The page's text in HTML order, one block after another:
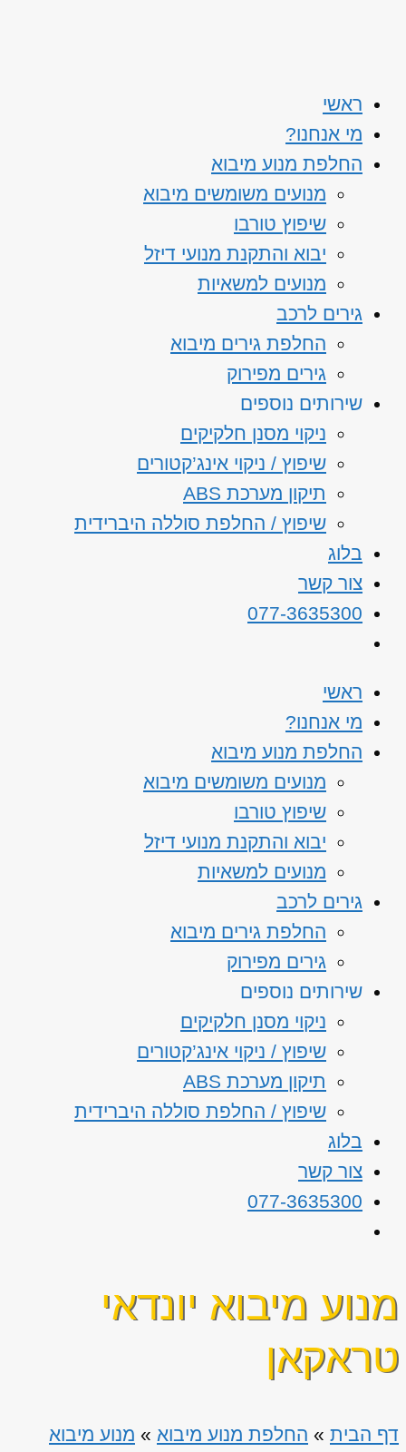
ראשי
מי אנחנו?
החלפת מנוע מיבוא
מנועים משומשים מיבוא
שיפוץ טורבו
יבוא והתקנת מנועי דיזל
מנועים למשאיות
גירים לרכב
החלפת גירים מיבוא
גירים מפירוק
שירותים נוספים
ניקוי מסנן חלקיקים
שיפוץ / ניקוי אינג’קטורים
תיקון מערכת ABS
שיפוץ / החלפת סוללה היברידית
בלוג
צור קשר
077-3635300
ראשי
מי אנחנו?
החלפת מנוע מיבוא
מנועים משומשים מיבוא
שיפוץ טורבו
יבוא והתקנת מנועי דיזל
מנועים למשאיות
גירים לרכב
החלפת גירים מיבוא
גירים מפירוק
שירותים נוספים
ניקוי מסנן חלקיקים
שיפוץ / ניקוי אינג’קטורים
תיקון מערכת ABS
שיפוץ / החלפת סוללה היברידית
בלוג
צור קשר
077-3635300
מנוע מיבוא יונדאי
טראקאן
דף הבית » החלפת מנוע מיבוא » מנוע מיבוא